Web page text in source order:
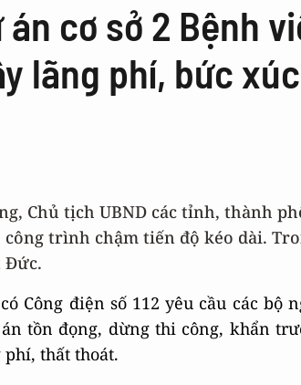
cơ sở 2 Bệnh
lãng phí, bức
Chủ tịch UBND các tỉnh, thành
trình chậm tiến độ kéo dài.
Đức.
Công điện số 112 yêu cầu các bộ
tồn đọng, dừng thi công, khẩn
phí, thất thoát.